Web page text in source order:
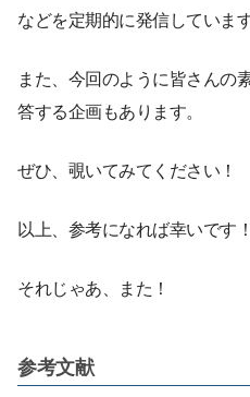
などを定期的に発信しています
また、今回のように皆さんの
答する企画もあります。
ぜひ、覗いてみてください！
以上、参考になれば幸いです！
それじゃあ、また！
参考文献